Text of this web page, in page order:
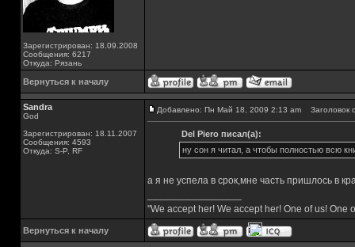
Зарегистрирован: 18.09.2008
Сообщения: 6217
Откуда: Рязань
Вернуться к началу
Sandra
God
Зарегистрирован: 18.11.2007
Сообщения: 4593
Откуда: S-P, RF
Добавлено: Пн Май 18, 2009 2:13 am Заголовок
Del Piero писал(а):
ну сон я читал, а чтобы полностью всю
а я не успела в срок,мне часть пришлось в
"We accept her! We accept her! One of us!
Вернуться к началу